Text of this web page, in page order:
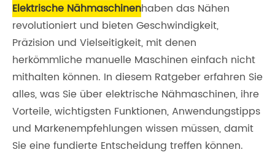
Elektrische Nähmaschinenhaben das Nähen
revolutioniert und bieten Geschwindigkeit,
Präzision und Vielseitigkeit, mit denen
herkömmliche manuelle Maschinen einfach nicht
mithalten können. In diesem Ratgeber erfahren Sie
alles, was Sie über elektrische Nähmaschinen, ihre
Vorteile, wichtigsten Funktionen, Anwendungstipps
und Markenempfehlungen wissen müssen, damit
Sie eine fundierte Entscheidung treffen können.